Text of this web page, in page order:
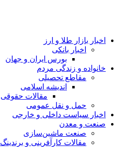
اخبار بازار طلا و ارز
اخبار بانکی
بورس ایران و جهان
خانواده و زندگی مردم
مقاطع تحصیلی
اندیشه اسلامی
مقالات حقوقی
حمل و نقل عمومی
اخبار سیاست داخلی و خارجی
صنعت و معدن
صنعت ماشین‌سازی
مقالات کارآفرینی و برندینگ